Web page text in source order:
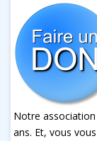
Notre
ans. Et, vous